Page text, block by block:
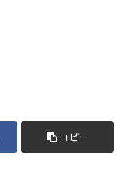
コピー